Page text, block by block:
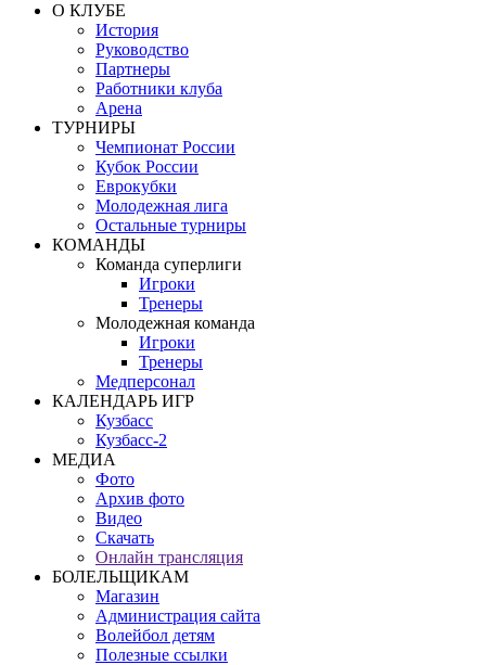
О КЛУБЕ
История
Руководство
Партнеры
Работники клуба
Арена
ТУРНИРЫ
Чемпионат России
Кубок России
Еврокубки
Молодежная лига
Остальные турниры
КОМАНДЫ
Команда суперлиги
Игроки
Тренеры
Молодежная команда
Игроки
Тренеры
Медперсонал
КАЛЕНДАРЬ ИГР
Кузбасс
Кузбасс-2
МЕДИА
Фото
Архив фото
Видео
Скачать
Онлайн трансляция
БОЛЕЛЬЩИКАМ
Магазин
Администрация сайта
Волейбол детям
Полезные ссылки